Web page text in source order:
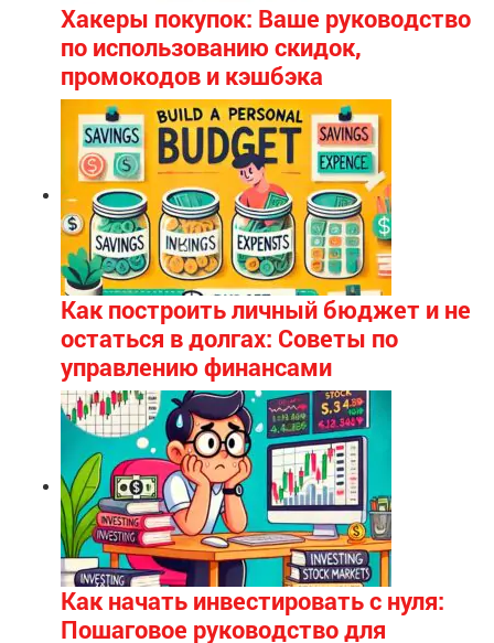
Хакеры покупок: Ваше руководство
по использованию скидок,
промокодов и кэшбэка
Как построить личный бюджет и не
остаться в долгах: Советы по
управлению финансами
Как начать инвестировать с нуля:
Пошаговое руководство для